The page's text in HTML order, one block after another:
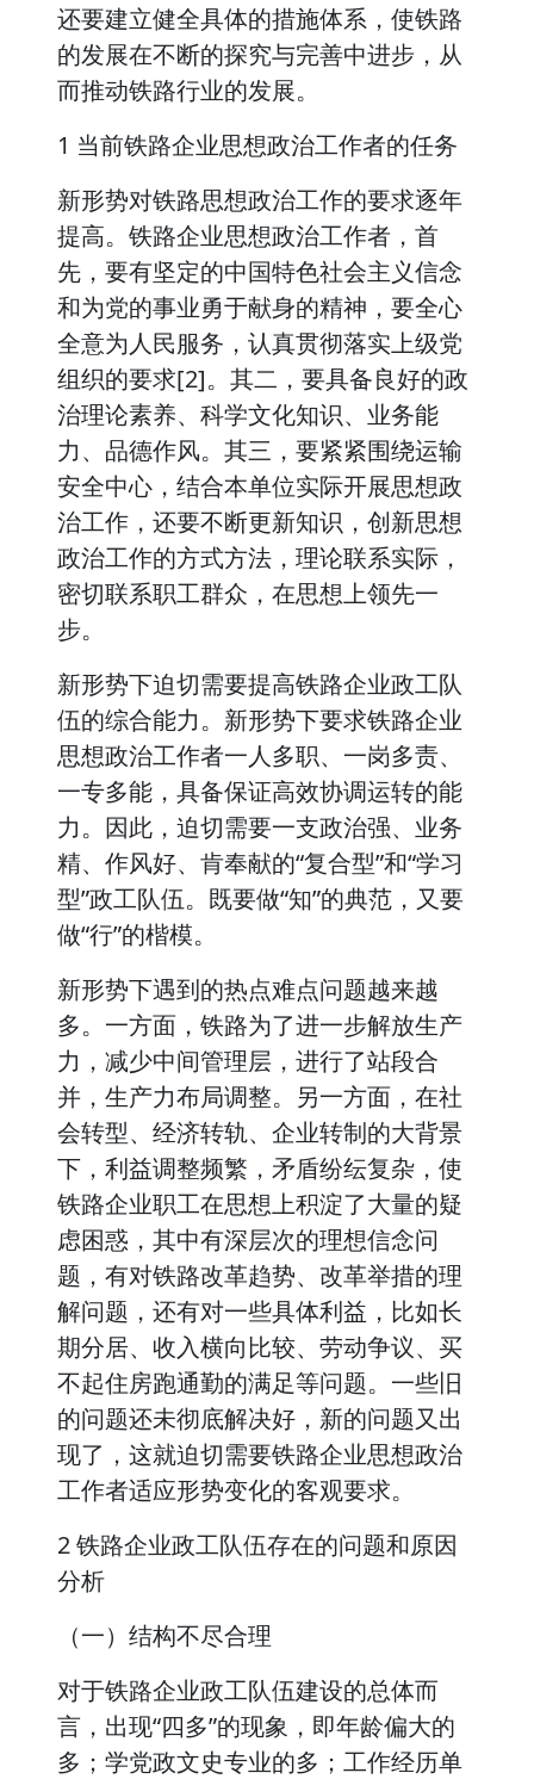
还要建立健全具体的措施体系，使铁路
的发展在不断的探究与完善中进步，从
而推动铁路行业的发展。
1 当前铁路企业思想政治工作者的任务
新形势对铁路思想政治工作的要求逐年
提高。铁路企业思想政治工作者，首
先，要有坚定的中国特色社会主义信念
和为党的事业勇于献身的精神，要全心
全意为人民服务，认真贯彻落实上级党
组织的要求[2]。其二，要具备良好的政
治理论素养、科学文化知识、业务能
力、品德作风。其三，要紧紧围绕运输
安全中心，结合本单位实际开展思想政
治工作，还要不断更新知识，创新思想
政治工作的方式方法，理论联系实际，
密切联系职工群众，在思想上领先一
步。
新形势下迫切需要提高铁路企业政工队
伍的综合能力。新形势下要求铁路企业
思想政治工作者一人多职、一岗多责、
一专多能，具备保证高效协调运转的能
力。因此，迫切需要一支政治强、业务
精、作风好、肯奉献的“复合型”和“学习
型”政工队伍。既要做“知”的典范，又要
做“行”的楷模。
新形势下遇到的热点难点问题越来越
多。一方面，铁路为了进一步解放生产
力，减少中间管理层，进行了站段合
并，生产力布局调整。另一方面，在社
会转型、经济转轨、企业转制的大背景
下，利益调整频繁，矛盾纷纭复杂，使
铁路企业职工在思想上积淀了大量的疑
虑困惑，其中有深层次的理想信念问
题，有对铁路改革趋势、改革举措的理
解问题，还有对一些具体利益，比如长
期分居、收入横向比较、劳动争议、买
不起住房跑通勤的满足等问题。一些旧
的问题还未彻底解决好，新的问题又出
现了，这就迫切需要铁路企业思想政治
工作者适应形势变化的客观要求。
2 铁路企业政工队伍存在的问题和原因
分析
（一）结构不尽合理
对于铁路企业政工队伍建设的总体而
言，出现“四多”的现象，即年龄偏大的
多；学党政文史专业的多；工作经历单